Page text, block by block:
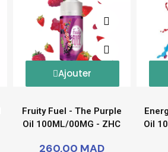
Ajouter
Fruity Fuel - The Purple
Oil 100ML/00MG - ZHC
260,00 MAD
Oil